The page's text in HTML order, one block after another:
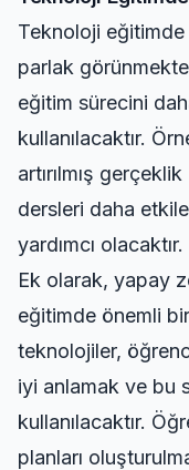
Teknoloji eğitimde
parlak
eğitim sürecini
kullanılacaktır.
artırılmış
dersleri daha
yardımcı olacaktır.
Ek olarak, yapay
eğitimde önemli
teknolojiler,
iyi anlamak ve bu
kullanılacaktır.
planları